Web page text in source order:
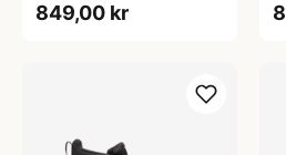
849,00 kr